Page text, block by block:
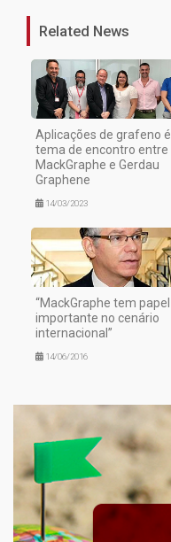
Related News
Aplicações de grafeno é
tema de encontro entre
MackGraphe e Gerdau
Graphene
14/03/2023
“MackGraphe tem papel
importante no cenário
internacional”
14/06/2016